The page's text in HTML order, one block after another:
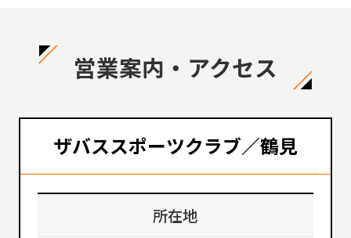
営業案内・アクセス
ザバススポーツクラブ／鶴見
所在地